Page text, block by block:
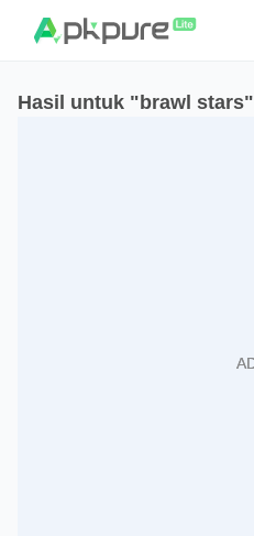
Hasil untuk "brawl stars"